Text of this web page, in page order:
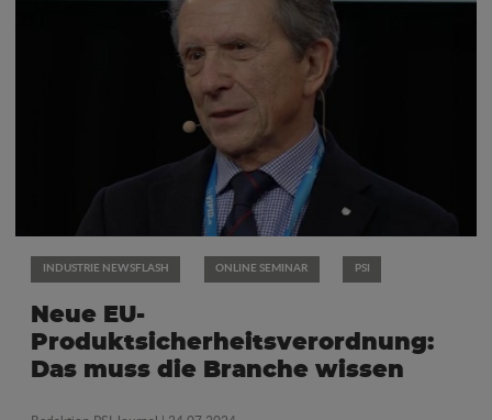
INDUSTRIE NEWSFLASH ONLINE SEMINAR PSI
Neue EU-
Produktsicherheitsverordnung:
Das muss die Branche wissen